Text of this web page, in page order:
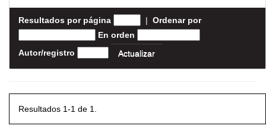
Resultados por página | Ordenar por
En orden
Autor/registro
Resultados 1-1 de 1.